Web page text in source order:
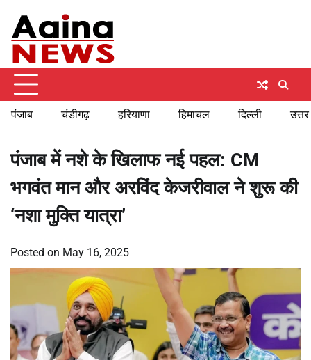
content
पंजाब चंडीगढ़ हरियाणा हिमाचल दिल्ली
पंजाब में नशे के खिलाफ नई पहल: CM
भगवंत मान और अरविंद केजरीवाल ने शुरू की
‘नशा मुक्ति यात्रा’
Posted on May 16, 2025